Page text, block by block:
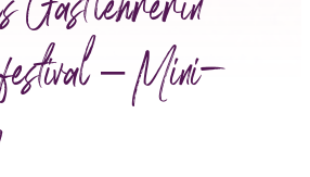
– Mini-